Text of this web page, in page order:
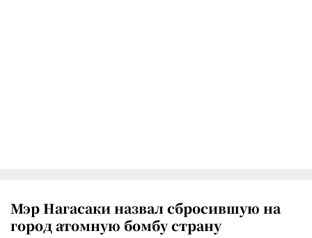
Мэр Нагасаки назвал сбросившую на
город атомную бомбу страну